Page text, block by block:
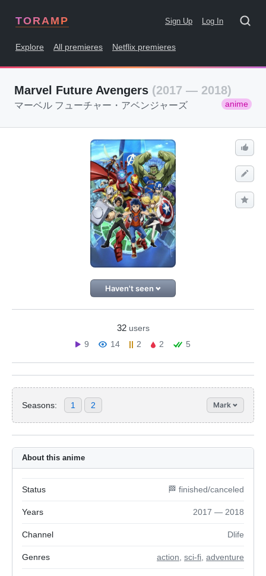
TORAMP Sign Up Log In
Explore All premieres Netflix premieres
Marvel Future Avengers (2017 — 2018)
anime
マーベル フューチャー・アベンジャーズ
Haven't seen
32 users
9
14 2 2 5
Seasons: 1 2 Mark
About this anime
Status 🏁 finished/canceled
Years 2017 — 2018
Channel Dlife
Genres action sci-fi adventure